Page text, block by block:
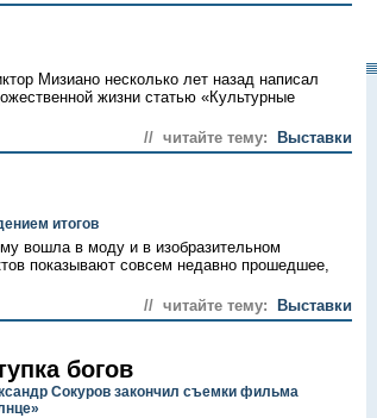
Мизиано несколько лет назад написал
жизни статью «Культурные
// читайте тему: Выставки
итогов
вошла в моду и в изобразительном
показывают совсем недавно прошедшее,
// читайте тему: Выставки
богов
Сокуров закончил съемки фильма